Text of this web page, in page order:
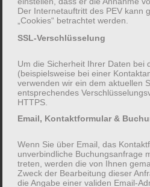
FREIE PLÄTZE
Jeden ersten Sonntag im
2026)
Zielgruppe:
Alleinerziehende
Eltern
Familien
Väter
Termin:
04.01.2026 – 06.12.2026
Der Internetauftritt des PEV kann
„Cookies“ betrachtet werden.
SSL-Verschlüsselung
Um die Sicherheit Ihrer Daten bei
(beispielsweise bei einer
verwenden wir ein dem aktuellen
entsprechendes
HTTPS.
Email, Kontaktformular &
Wenn Sie über Email, das
unverbindliche Buchungsanfrage
treten, werden die von Ihnen
Zweck der Bearbeitung dieser
die Angabe einer validen Email-